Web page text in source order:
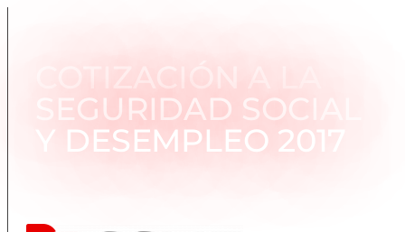
COTIZACIÓN A LA
SEGURIDAD SOCIAL
Y DESEMPLEO 2017